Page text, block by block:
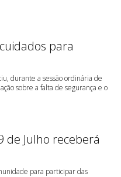
para
durante a sessão ordinária de
sobre a falta de segurança e o
de Julho receberá
para participar das